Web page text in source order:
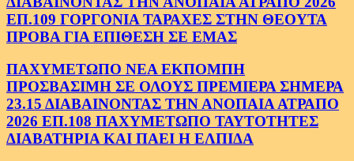
ΕΠ.109 ΓΟΡΓΟΝΙΑ ΤΑΡΑΧΕΣ ΣΤΗΝ ΘΕΟΥΤΑ
ΠΡΟΒΑ ΓΙΑ ΕΠΙΘΕΣΗ ΣΕ ΕΜΑΣ
ΠΑΧΥΜΕΤΩΠΟ ΝΕΑ ΕΚΠΟΜΠΗ
ΠΡΟΣΒΑΣΙΜΗ ΣΕ ΟΛΟΥΣ ΠΡΕΜΙΕΡΑ ΣΗΜΕΡΑ
23.15 ΔΙΑΒΑΙΝΟΝΤΑΣ ΤΗΝ ΑΝΟΠΑΙΑ ΑΤΡΑΠΟ
2026 ΕΠ.108 ΠΑΧΥΜΕΤΩΠΟ ΤΑΥΤΟΤΗΤΕΣ
ΔΙΑΒΑΤΗΡΙΑ ΚΑΙ ΠΑΕΙ Η ΕΛΠΙΔΑ